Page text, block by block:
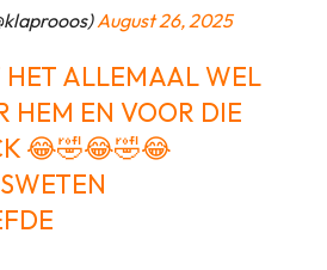
August 26, 2025
HET ALLEMAAL WEL
HEM EN VOOR DIE
😂🤣😂🤣😂